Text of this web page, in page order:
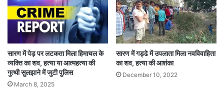
सारण में पेड़ पर लटकता मिला हिमाचल के
व्यक्ति का शव, हत्या या आत्महत्या की
गुत्थी सुलझाने में जुटी पुलिस
March 8, 2025
सारण में गड्ढे में उपलाता मिला नवविवाहिता
का शव, हत्या की आशंका
December 10, 2022